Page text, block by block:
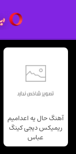
آهنگ حال یه اعدامیم
ریمیکس دیجی کینگ
عباس